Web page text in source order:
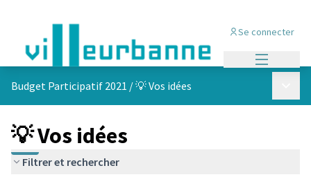
Se connecter
Budget Participatif 2021 /💡 Vos idées
💡 Vos idées
Filtrer et rechercher